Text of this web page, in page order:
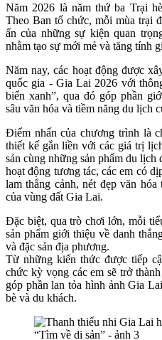
Năm 2026 là năm thứ ba Trại
Theo Ban tổ chức, mỗi mùa trại
ấn của những sự kiện quan
nhằm tạo sự mới mẻ và tăng tính
Năm nay, các hoạt động được
quốc gia - Gia Lai 2026 với
biển xanh”, qua đó góp phần
sâu văn hóa và tiềm năng du lịch
Điểm nhấn của chương trình là
thiết kế gắn liền với các giá trị
sản cùng những sản phẩm du
hoạt động tương tác, các em có
lam thắng cảnh, nét đẹp văn
của vùng đất Gia Lai.
Đặc biệt, qua trò chơi lớn, mỗi
sản phẩm giới thiệu về danh
và đặc sản địa phương.
Từ những kiến thức được tiếp
chức kỳ vọng các em sẽ trở
góp phần lan tỏa hình ảnh Gia
bè và du khách.